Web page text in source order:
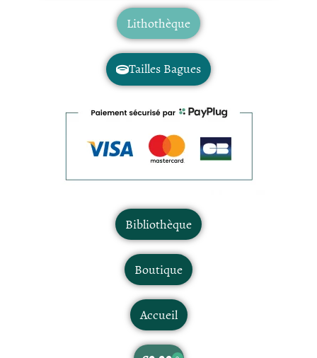
Lithothèque
Tailles Bagues
Bibliothèque
Boutique
Accueil